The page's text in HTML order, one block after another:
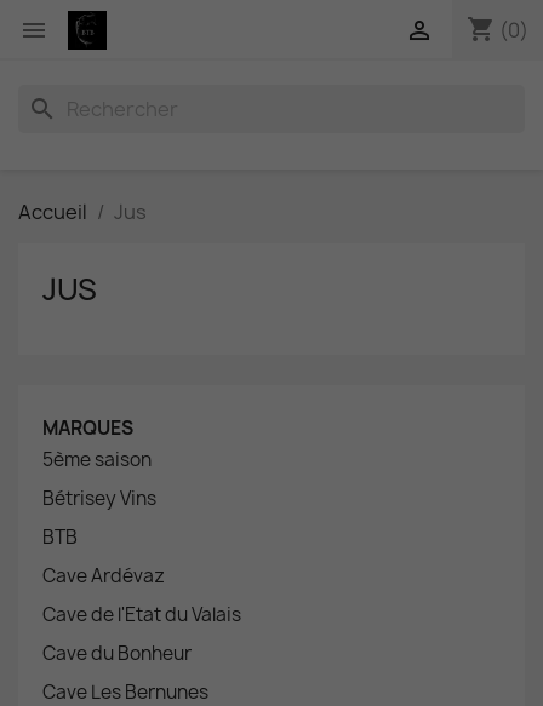
 shopping_cart (0)

search
Accueil Jus
JUS
MARQUES
5ème saison
Bétrisey Vins
BTB
Cave Ardévaz
Cave de l'Etat du Valais
Cave du Bonheur
Cave Les Bernunes